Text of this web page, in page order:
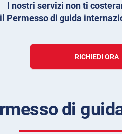
I nostri servizi non ti
Permesso di guida
RICHIEDI ORA
di